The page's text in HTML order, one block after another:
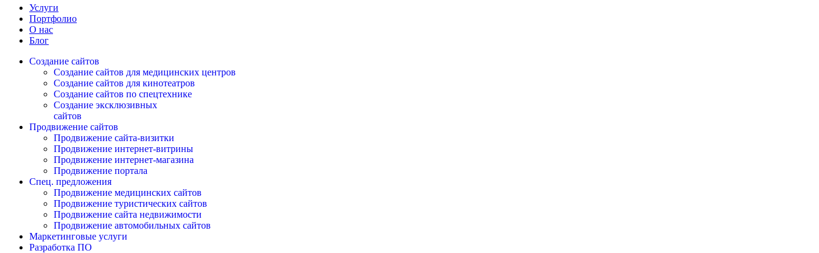
Услуги
Портфолио
О нас
Блог
Создание сайтов
Создание сайтов для медицинских центров
Создание сайтов для кинотеатров
Создание сайтов по спецтехнике
Создание эксклюзивных
сайтов
Продвижение сайтов
Продвижение сайта-визитки
Продвижение интернет-витрины
Продвижение интернет-магазина
Продвижение портала
Спец. предложения
Продвижение медицинских сайтов
Продвижение туристических сайтов
Продвижение сайта недвижимости
Продвижение автомобильных сайтов
Маркетинговые услуги
Разработка ПО